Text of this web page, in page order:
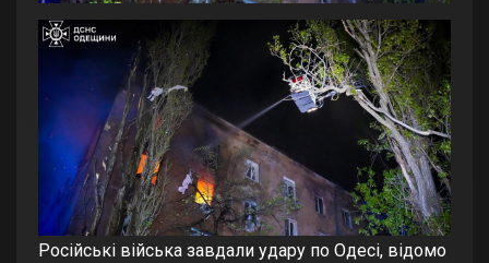
Російські війська завдали удару по Одесі, відомо